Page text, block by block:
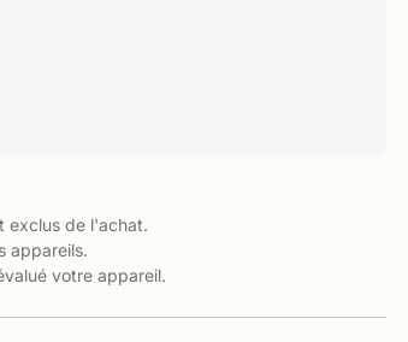
exclus de l'achat.
appareils.
votre appareil.